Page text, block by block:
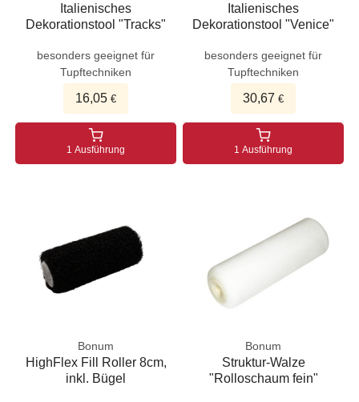
Italienisches
Dekorationstool "Tracks"
besonders geeignet für
Tupftechniken
16,05 €
1 Ausführung
Italienisches
Dekorationstool "Venice"
besonders geeignet für
Tupftechniken
30,67 €
1 Ausführung
Bonum
HighFlex Fill Roller 8cm,
inkl. Bügel
Bonum
Struktur-Walze
"Rolloschaum fein"